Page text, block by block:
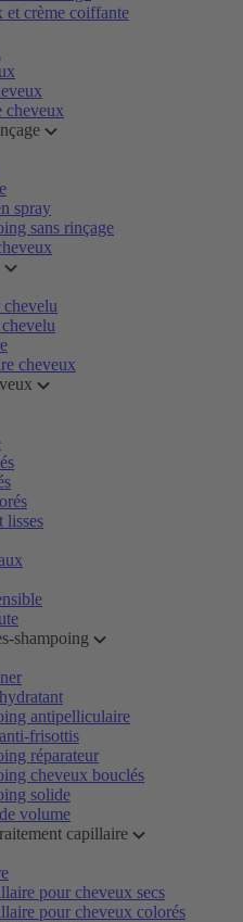
et crème coiffante
cheveux
spray
sans rinçage
cheveux
lisses
shampoing
antipelliculaire
frisottis
réparateur
cheveux bouclés
solide
volume
capillaire
pour cheveux secs
pour cheveux colorés